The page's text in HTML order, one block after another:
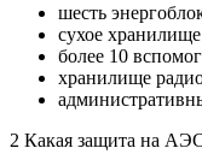
шесть
сухое
более 10
хранилище
2 Какая защита на